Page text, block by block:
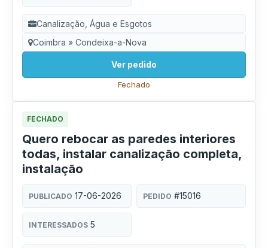
Canalização, Água e Esgotos
Coimbra » Condeixa-a-Nova
Ver pedido
Fechado
FECHADO
Quero rebocar as paredes interiores
todas, instalar canalização completa,
instalação
PUBLICADO 17-06-2026 PEDIDO #15016
INTERESSADOS 5